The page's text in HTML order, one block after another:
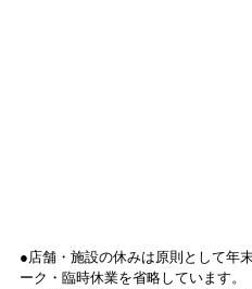
●店舗・施設の休みは原則として年
ーク・臨時休業を省略しています。